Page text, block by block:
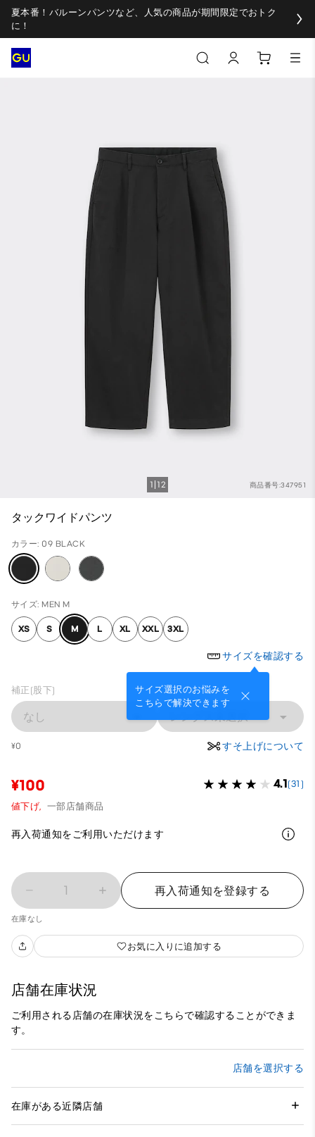
夏本番！バルーンパンツなど、人気の商品が期間限定でおトク
に！
商品番号:347951
1 12
タックワイドパンツ
カラー: 09 BLACK
サイズ: MEN M
XS S M L XL XXL 3XL
サイズを確認する
サイズ選択のお悩みを
こちらで解決できます
補正(股下)
なし レングス未選択
¥0 すそ上げについて
¥100 4.1(31)
値下げ, 一部店舗商品
再入荷通知をご利用いただけます
1 再入荷通知を登録する
在庫なし
お気に入りに追加する
店舗在庫状況
ご利用される店舗の在庫状況をこちらで確認することができま
す。
店舗を選択する
在庫がある近隣店舗